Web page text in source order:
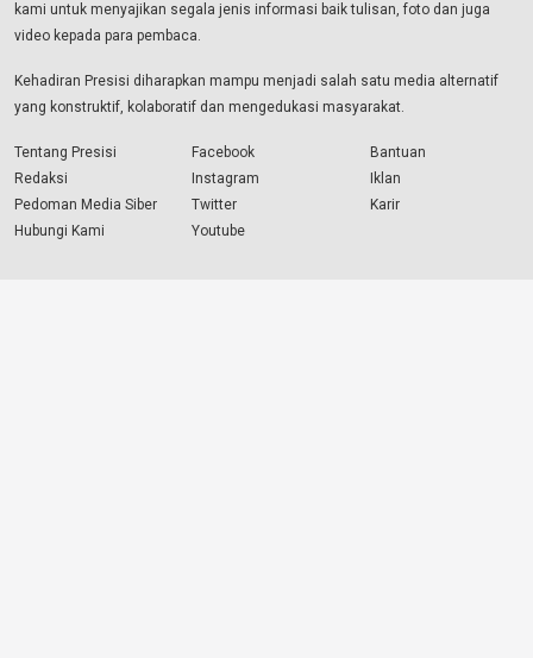
kami untuk menyajikan segala jenis informasi baik tulisan, foto dan juga
video kepada para pembaca.
Kehadiran Presisi diharapkan mampu menjadi salah satu media alternatif
yang konstruktif, kolaboratif dan mengedukasi masyarakat.
Tentang Presisi
Redaksi
Pedoman Media Siber
Hubungi Kami
Facebook
Instagram
Twitter
Youtube
Bantuan
Iklan
Karir